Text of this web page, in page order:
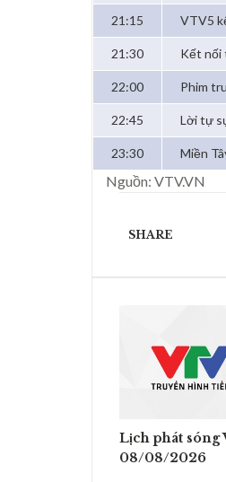
21:15 VTV5
21:30 Kết nối
22:00 Phim
22:45 Lời tự
23:30 Miền
Nguồn: VTV.VN
SHARE
Lịch phát sóng
08/08/2026